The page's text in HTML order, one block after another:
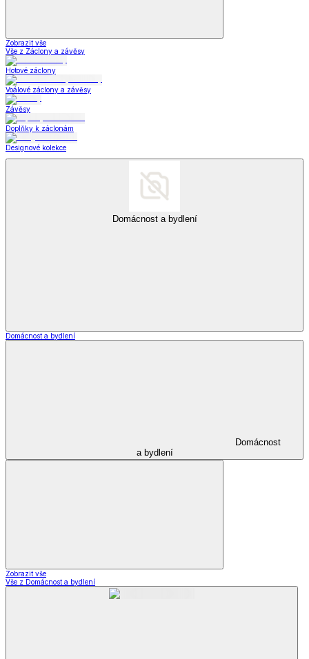
Zobrazit vše
Vše z Záclony a závěsy
Hotové záclony
Voálové záclony a závěsy
Závěsy
Doplňky k záclonám
Designové kolekce
Domácnost a bydlení
Domácnost a bydlení
Domácnost
a bydlení
Zobrazit vše
Vše z Domácnost a bydlení